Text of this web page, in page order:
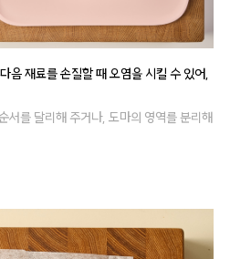
음 재료를 손질할 때 오염을 시킬 수 있어,
서를 달리해 주거나, 도마의 영역를 분리해